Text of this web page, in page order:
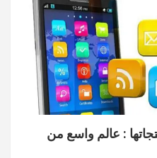
: عالم واسع من